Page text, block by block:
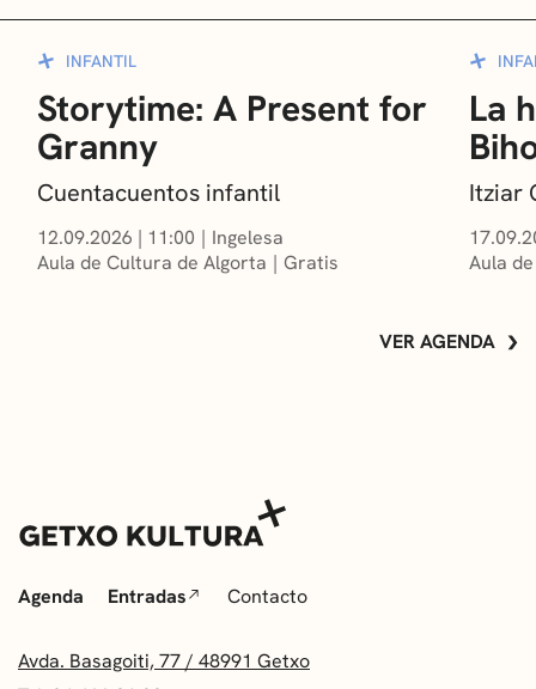
INFANTIL
Storytime: A Present for
Granny
Cuentacuentos infantil
12.09.2026 | 11:00
Ingelesa
Aula de Cultura de Algorta
Gratis
La
Itziar
Aula
VER AGENDA
Agenda Entradas Contacto
Avda. Basagoiti, 77 / 48991 Getxo